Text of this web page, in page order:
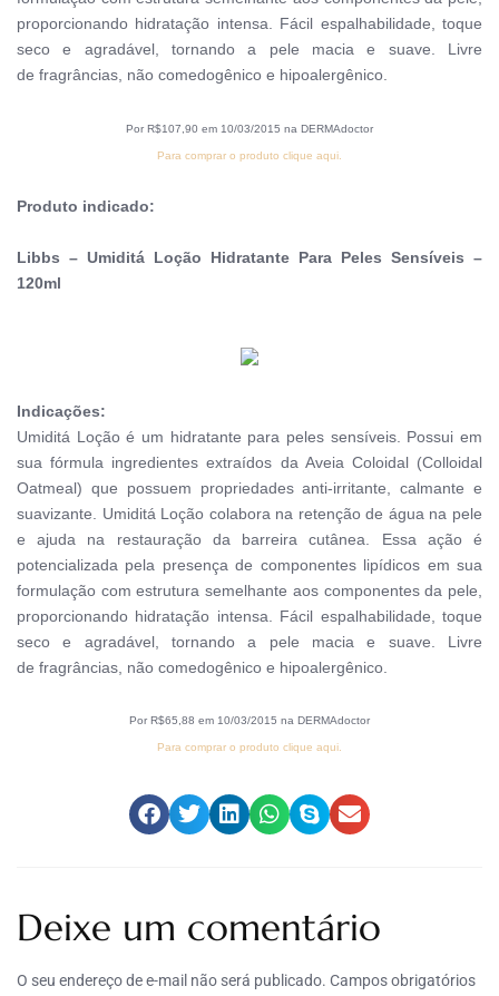
proporcionando hidratação intensa. Fácil espalhabilidade, toque
seco e agradável, tornando a pele macia e suave. Livre
de fragrâncias, não comedogênico e hipoalergênico.
Por R$107,90 em 10/03/2015 na DERMAdoctor
Para comprar o produto clique aqui.
Produto indicado:
Libbs – Umiditá Loção Hidratante Para Peles Sensíveis –
120ml
Indicações:
Umiditá Loção é um hidratante para peles sensíveis. Possui em
sua fórmula ingredientes extraídos da Aveia Coloidal (Colloidal
Oatmeal) que possuem propriedades anti-irritante, calmante e
suavizante. Umiditá Loção colabora na retenção de água na pele
e ajuda na restauração da barreira cutânea. Essa ação é
potencializada pela presença de componentes lipídicos em sua
formulação com estrutura semelhante aos componentes da pele,
proporcionando hidratação intensa. Fácil espalhabilidade, toque
seco e agradável, tornando a pele macia e suave. Livre
de fragrâncias, não comedogênico e hipoalergênico.
Por R$65,88 em 10/03/2015 na DERMAdoctor
Para comprar o produto clique aqui.
Deixe um comentário
O seu endereço de e-mail não será publicado. Campos obrigatórios